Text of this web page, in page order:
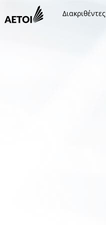
Διακριθέντες